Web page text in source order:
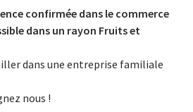
confirmée dans le commerce
dans un rayon Fruits et
dans une entreprise familiale
nous !